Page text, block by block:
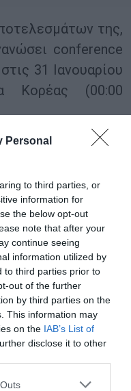
Personal
to third parties, or
information for
the below opt-out
note that after your
continue seeing
information utilized by
to third parties prior to
out of the further
by third parties on the
This information may
on the IAB’s List of
disclose it to other
one or more Google
της,
conference
31 Ιανουαρίου
Κορέας (00:00
call στην
να καλέσουν το
Το αντίστοιχο
διαθέσιμο για
της LG Electronics
earning-
16:00 στις 30
τη διεύθυνση
και κάντε προ-
κωδικό
η σχετική